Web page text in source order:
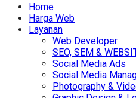
Home
Harga Web
Layanan
Web Developer
SEO, SEM &
Social Media Ads
Social Media
Photography &